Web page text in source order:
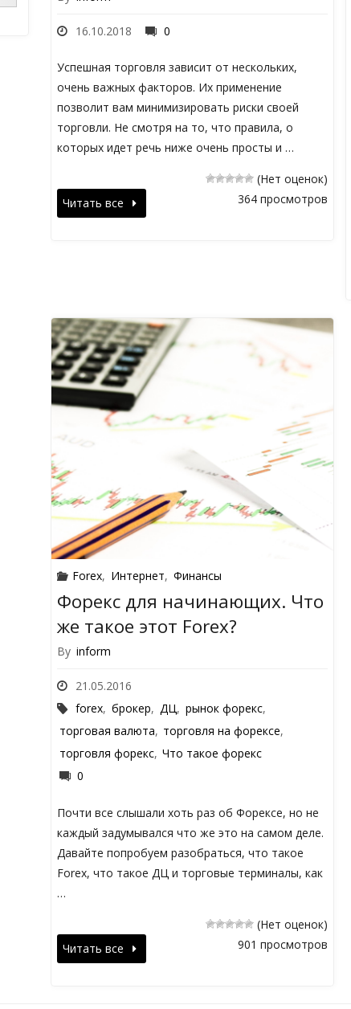
16.10.2018 0
Успешная торговля зависит от нескольких,
очень важных факторов. Их применение
позволит вам минимизировать риски своей
торговли. Не смотря на то, что правила, о
которых идет речь ниже очень просты и …
(Нет оценок)
364 просмотров
Читать все
Forex, Интернет, Финансы
Форекс для начинающих. Что
же такое этот Forex?
By inform
21.05.2016
forex, брокер, ДЦ, рынок форекс,
торговая валюта, торговля на форексе,
торговля форекс, Что такое форекс
0
Почти все слышали хоть раз об Форексе, но не
каждый задумывался что же это на самом деле.
Давайте попробуем разобраться, что такое
Forex, что такое ДЦ и торговые терминалы, как
…
(Нет оценок)
901 просмотров
Читать все